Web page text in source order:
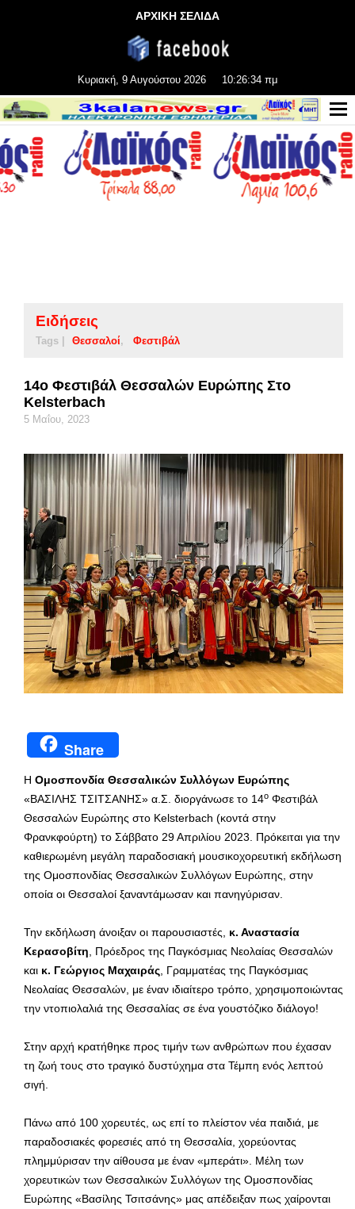
ΑΡΧΙΚΗ ΣΕΛΙΔΑ
Κυριακή, 9 Αυγούστου 2026 10:26:35 πμ
Ειδήσεις
Tags | Θεσσαλοί Φεστιβάλ
14ο Φεστιβάλ Θεσσαλών Ευρώπης Στο
Kelsterbach
5 Μαΐου, 2023
Share
Η Ομοσπονδία Θεσσαλικών Συλλόγων Ευρώπης
«ΒΑΣΙΛΗΣ ΤΣΙΤΣΑΝΗΣ» α.Σ. διοργάνωσε το 14ο Φεστιβάλ
Θεσσαλών Ευρώπης στο Kelsterbach (κοντά στην
Φρανκφούρτη) το Σάββατο 29 Απριλίου 2023. Πρόκειται για την
καθιερωμένη μεγάλη παραδοσιακή μουσικοχορευτική εκδήλωση
της Ομοσπονδίας Θεσσαλικών Συλλόγων Ευρώπης, στην
οποία οι Θεσσαλοί ξαναντάμωσαν και πανηγύρισαν.
Την εκδήλωση άνοιξαν οι παρουσιαστές, κ. Αναστασία
Κερασοβίτη , Πρόεδρος της Παγκόσμιας Νεολαίας Θεσσαλών
και κ. Γεώργιος Μαχαιράς , Γραμματέας της Παγκόσμιας
Νεολαίας Θεσσαλών, με έναν ιδιαίτερο τρόπο, χρησιμοποιώντας
την ντοπιολαλιά της Θεσσαλίας σε ένα γουστόζικο διάλογο!
Στην αρχή κρατήθηκε προς τιμήν των ανθρώπων που έχασαν
τη ζωή τους στο τραγικό δυστύχημα στα Τέμπη ενός λεπτού
σιγή.
Πάνω από 100 χορευτές, ως επί το πλείστον νέα παιδιά, με
παραδοσιακές φορεσιές από τη Θεσσαλία, χορεύοντας
πλημμύρισαν την αίθουσα με έναν «μπεράτι». Μέλη των
χορευτικών των Θεσσαλικών Συλλόγων της Ομοσπονδίας
Ευρώπης «Βασίλης Τσιτσάνης» μας απέδειξαν πως χαίρονται